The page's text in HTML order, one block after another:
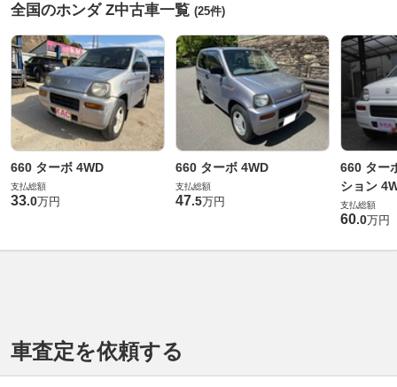
全国のホンダ Z中古車一覧 (25件)
660 ターボ 4WD
支払総額
33.0万円
660 ターボ 4WD
支払総額
47.5万円
660 ター
ション
支払総額
60.0万円
車査定を依頼する